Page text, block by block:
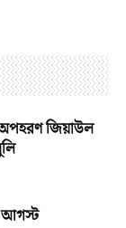
অপহরণ জিয়াউল
আগস্ট